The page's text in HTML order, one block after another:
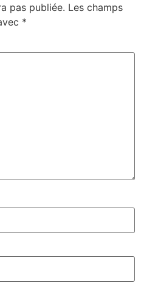
pas publiée. Les champs
*